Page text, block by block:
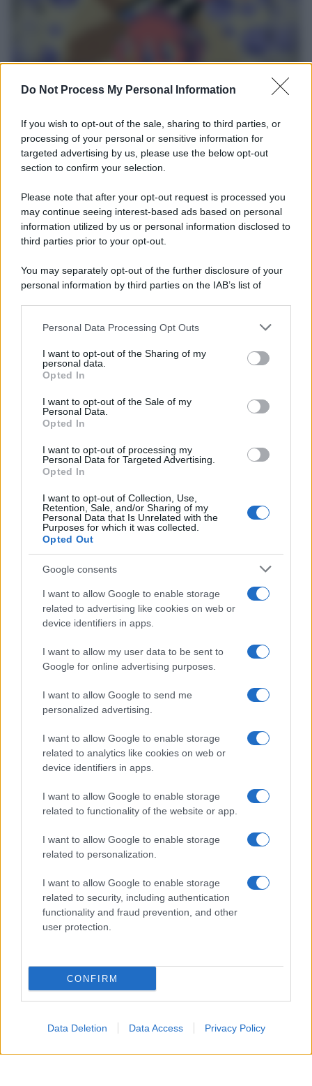
Do Not Process My Personal Information
If you wish to opt-out of the sale, sharing to third parties, or
processing of your personal or sensitive information for
targeted advertising by us, please use the below opt-out
section to confirm your selection.
Please note that after your opt-out request is processed you
may continue seeing interest-based ads based on personal
information utilized by us or personal information disclosed to
third parties prior to your opt-out.
You may separately opt-out of the further disclosure of your
personal information by third parties on the IAB’s list of
This information may also be disclosed by us to third parties
disclose it to other third parties.
Please note that this website/app uses one or more Google
services and may gather and store information including but
not limited to your visit or usage behaviour. You may click to
grant or deny consent to Google and its third-party tags to
consent section.
Personal Data Processing Opt Outs
I want to opt-out of the Sharing of my
personal data.
Opted In
I want to opt-out of the Sale of my
Personal Data.
Opted In
I want to opt-out of processing my
Personal Data for Targeted Advertising.
Opted In
I want to opt-out of Collection, Use,
Retention, Sale, and/or Sharing of my
Personal Data that Is Unrelated with the
Purposes for which it was collected.
Opted Out
Google consents
I want to allow Google to enable storage
related to advertising like cookies on web or
device identifiers in apps.
I want to allow my user data to be sent to
Google for online advertising purposes.
I want to allow Google to send me
personalized advertising.
I want to allow Google to enable storage
related to analytics like cookies on web or
device identifiers in apps.
I want to allow Google to enable storage
related to functionality of the website or app.
I want to allow Google to enable storage
related to personalization.
I want to allow Google to enable storage
related to security, including authentication
functionality and fraud prevention, and other
user protection.
CONFIRM
Data Deletion Data Access Privacy Policy
Il ritorno dei medici non vaccinati
Informazione" spiega perché non ci sono mai state basi
scientifiche per togliere i medici non vaccinati dal lavoro
Se all'Europa rimanessero tre neuroni correrebbe a far pace
con la Russia
Il rubinetto di Rabat
Da Kiev a Roma, istruzioni per fabbricare un nemico interno
Facebook
Twitter
Preferenze Privacy
Syndication
Globalist
Globalscience
Globalsport
Salute
GiULia
Prima Pagina
Giornale dello
Spettacolo
Wondernet
©2020 Megachip • All right reserved.